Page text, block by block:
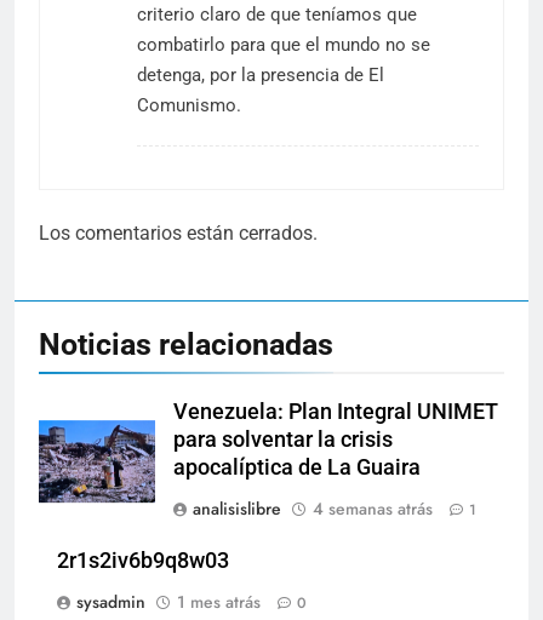
criterio claro de que teníamos que
combatirlo para que el mundo no se
detenga, por la presencia de El
Comunismo.
Los comentarios están cerrados.
Noticias relacionadas
Venezuela: Plan Integral UNIMET
para solventar la crisis
apocalíptica de La Guaira
analisislibre
4 semanas atrás 1
2r1s2iv6b9q8w03
sysadmin
1 mes atrás 0